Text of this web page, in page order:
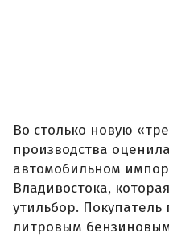
Во столько новую
производства
автомобильном
Владивостока,
утильбор. Покупатель
литровым